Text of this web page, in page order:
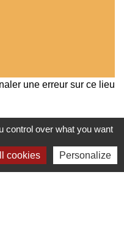
une erreur sur ce lieu
control over what you want
cookies Personalize